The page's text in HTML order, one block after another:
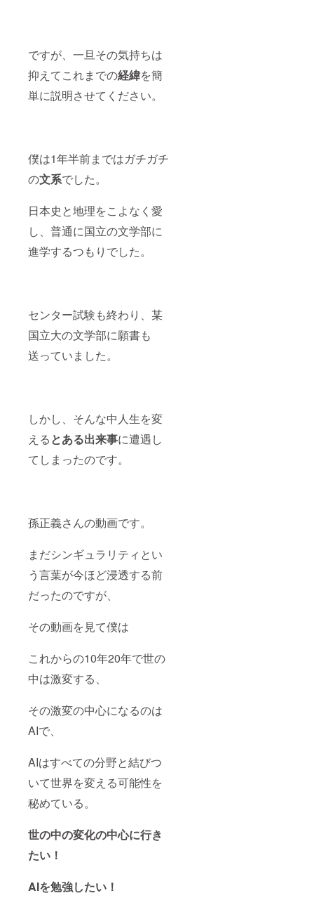
ですが、一旦その気持ちは
抑えてこれまでの経緯を簡
単に説明させてください。
僕は1年半前まではガチガチ
の文系でした。
日本史と地理をこよなく愛
し、普通に国立の文学部に
進学するつもりでした。
センター試験も終わり、某
国立大の文学部に願書も
送っていました。
しかし、そんな中人生を変
えるとある出来事に遭遇し
てしまったのです。
孫正義さんの動画です。
まだシンギュラリティとい
う言葉が今ほど浸透する前
だったのですが、
その動画を見て僕は
これからの10年20年で世の
中は激変する、
その激変の中心になるのは
AIで、
AIはすべての分野と結びつ
いて世界を変える可能性を
秘めている。
世の中の変化の中心に行き
たい！
AIを勉強したい！